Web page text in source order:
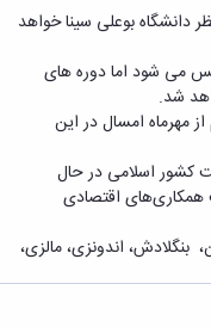
دانشگاه بوعلی سینا خواهد
می شود اما دوره های
شد.
مهرماه امسال در این
از هشت کشور اسلامی در حال
با هدف تقویت همکاری‌های اقتصادی
بنگلادش، ‌اندونزی، مالزی،